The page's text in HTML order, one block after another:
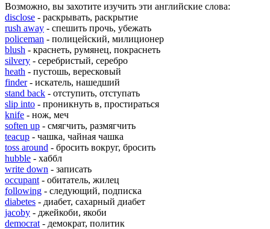
Возможно, вы захотите изучить эти английские слова:
disclose - раскрывать, раскрытие
rush away - спешить прочь, убежать
policeman - полицейский, милиционер
blush - краснеть, румянец, покраснеть
silvery - серебристый, серебро
heath - пустошь, вересковый
finder- искатель, нашедший
stand back - отступить, отступать
slip into - проникнуть в, простираться
knife - нож, меч
soften up - смягчить, размягчить
teacup - чашка, чайная чашка
toss around - бросить вокруг, бросить
hubble - хаббл
write down - записать
occupant - обитатель, жилец
following - следующий, подписка
diabetes - диабет, сахарный диабет
jacoby - джейкоби, якоби
democrat - демократ, политик